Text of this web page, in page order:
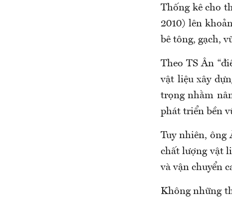
Thống kê cho
2010) lên
bê tông, gạch,
Theo TS Ân
vật liệu xây
trọng nhằm
phát triển bền
Tuy nhiên, ông
chất lượng vật
và vận chuyển
Không những